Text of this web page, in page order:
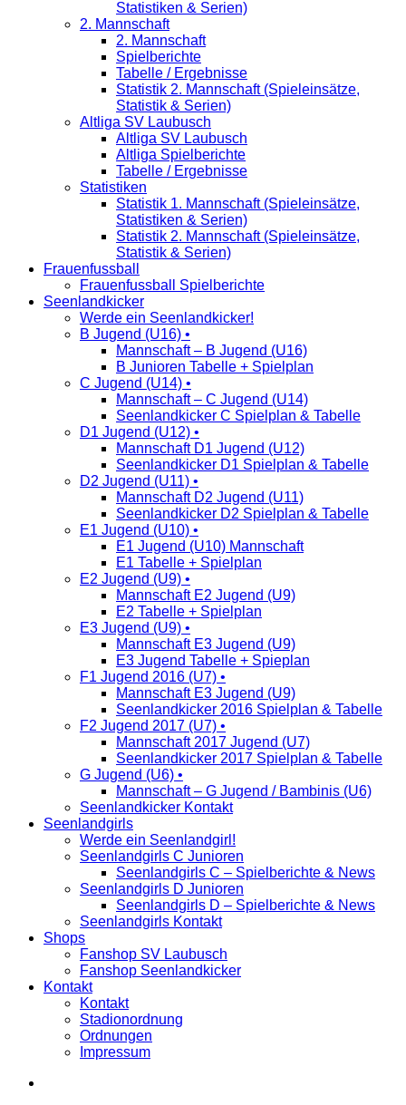
Statistiken & Serien)
2. Mannschaft
2. Mannschaft
Spielberichte
Tabelle / Ergebnisse
Statistik 2. Mannschaft (Spieleinsätze,
Statistik & Serien)
Altliga SV Laubusch
Altliga SV Laubusch
Altliga Spielberichte
Tabelle / Ergebnisse
Statistiken
Statistik 1. Mannschaft (Spieleinsätze,
Statistiken & Serien)
Statistik 2. Mannschaft (Spieleinsätze,
Statistik & Serien)
Frauenfussball
Frauenfussball Spielberichte
Seenlandkicker
Werde ein Seenlandkicker!
B Jugend (U16) •
Mannschaft – B Jugend (U16)
B Junioren Tabelle + Spielplan
C Jugend (U14) •
Mannschaft – C Jugend (U14)
Seenlandkicker C Spielplan & Tabelle
D1 Jugend (U12) •
Mannschaft D1 Jugend (U12)
Seenlandkicker D1 Spielplan & Tabelle
D2 Jugend (U11) •
Mannschaft D2 Jugend (U11)
Seenlandkicker D2 Spielplan & Tabelle
E1 Jugend (U10) •
E1 Jugend (U10) Mannschaft
E1 Tabelle + Spielplan
E2 Jugend (U9) •
Mannschaft E2 Jugend (U9)
E2 Tabelle + Spielplan
E3 Jugend (U9) •
Mannschaft E3 Jugend (U9)
E3 Jugend Tabelle + Spieplan
F1 Jugend 2016 (U7) •
Mannschaft E3 Jugend (U9)
Seenlandkicker 2016 Spielplan & Tabelle
F2 Jugend 2017 (U7) •
Mannschaft 2017 Jugend (U7)
Seenlandkicker 2017 Spielplan & Tabelle
G Jugend (U6) •
Mannschaft – G Jugend / Bambinis (U6)
Seenlandkicker Kontakt
Seenlandgirls
Werde ein Seenlandgirl!
Seenlandgirls C Junioren
Seenlandgirls C – Spielberichte & News
Seenlandgirls D Junioren
Seenlandgirls D – Spielberichte & News
Seenlandgirls Kontakt
Shops
Fanshop SV Laubusch
Fanshop Seenlandkicker
Kontakt
Kontakt
Stadionordnung
Ordnungen
Impressum